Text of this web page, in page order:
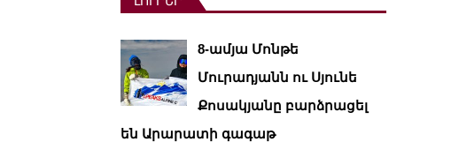
8-ամյա Մոնթե
Մուրադյանն ու Սյունե
Քոսակյանը բարձրացել
են Արարատի գագաթ